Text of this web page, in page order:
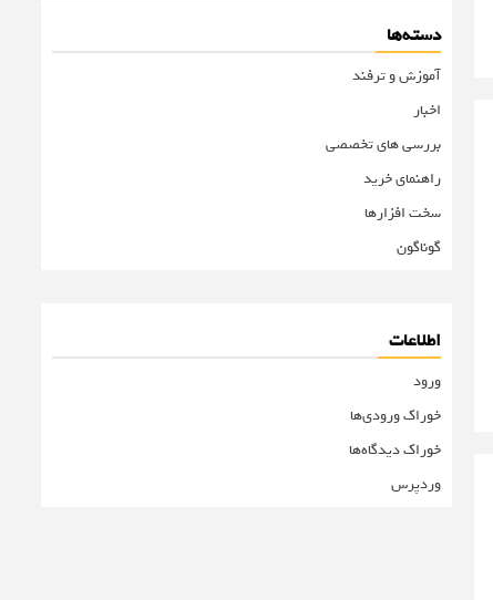
دسته‌ها
آموزش و ترفند
اخبار
بررسی های تخصصی
راهنمای خرید
سخت افزارها
گوناگون
اطلاعات
ورود
خوراک ورودی‌ها
خوراک دیدگاه‌ها
وردپرس